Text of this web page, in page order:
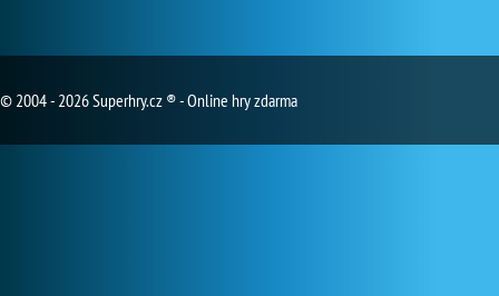
© 2004 - 2026 Superhry.cz ® - Online hry zdarma